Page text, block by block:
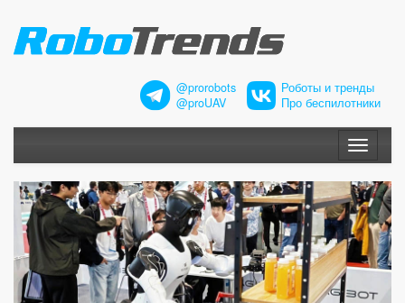
@prorobots
@proUAV
Роботы и тренды
Про беспилотники
Меню